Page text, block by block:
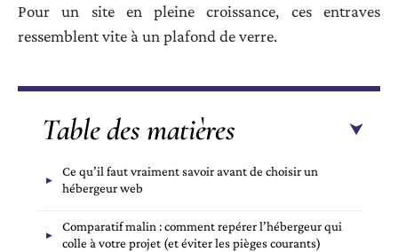
Pour un site en pleine croissance, ces entraves
ressemblent vite à un plafond de verre.
Table des matières
Ce qu’il faut vraiment savoir avant de choisir un
hébergeur web
Comparatif malin : comment repérer l’hébergeur qui
colle à votre projet (et éviter les pièges courants)